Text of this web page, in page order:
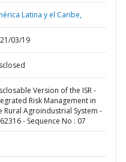
Latina y el Caribe,
03/19
Version of the ISR -
Risk Management in
Rural Agroindustrial System -
- Sequence No : 07